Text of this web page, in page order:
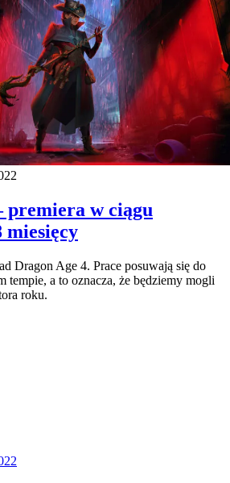
premiera w ciągu
miesięcy
Dragon Age 4. Prace posuwają się do
tempie, a to oznacza, że będziemy mogli
roku.